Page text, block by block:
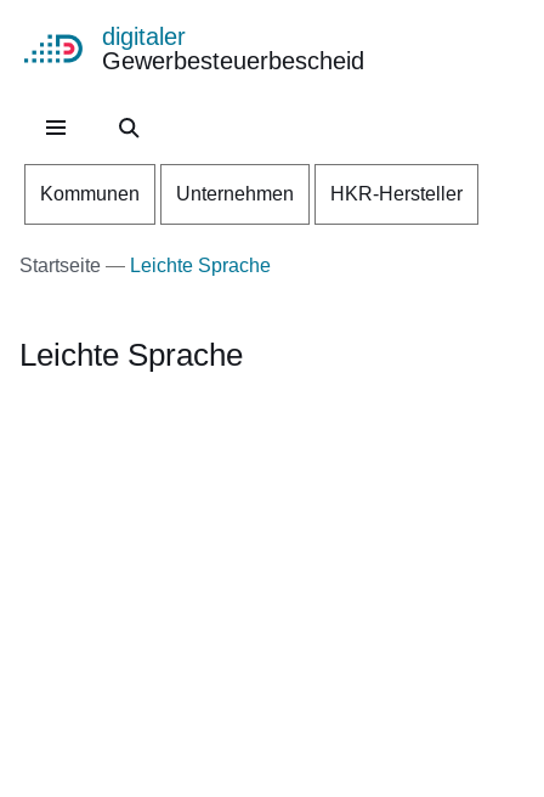
Direkt zum Kopf der
Direkt zum Inhalt
Direkt zum Fuß der
digitaler
Gewerbesteuerbescheid
Kommunen Unternehmen HKR-Hersteller
Startseite Leichte Sprache
Leichte Sprache